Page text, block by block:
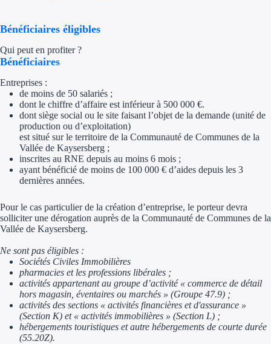
Simulateur d'éligibilité
Ouvrage
Territoires
Bénéficiaires éligibles
Qui peut en profiter ?
Bénéficiaires
Entreprises :
de moins de 50 salariés ;
dont le chiffre d’affaire est inférieur à 500 000 €.
dont siège social ou le site faisant l’objet de la demande (unité de
production ou d’exploitation)
est situé sur le territoire de la Communauté de Communes de la
Vallée de Kaysersberg ;
inscrites au RNE depuis au moins 6 mois ;
ayant bénéficié de moins de 100 000 € d’aides depuis les 3
dernières années.
Pour le cas particulier de la création d’entreprise, le porteur devra
solliciter une dérogation auprès de la Communauté de Communes de la
Vallée de Kaysersberg.
Ne sont pas éligibles :
Sociétés Civiles Immobilières
pharmacies et les professions libérales ;
activités appartenant au groupe d’activité « commerce de détail
hors magasin, éventaires ou marchés » (Groupe 47.9) ;
activités des sections « activités financières et d'assurance »
(Section K) et « activités immobilières » (Section L) ;
hébergements touristiques et autre hébergements de courte durée
(55.20Z).